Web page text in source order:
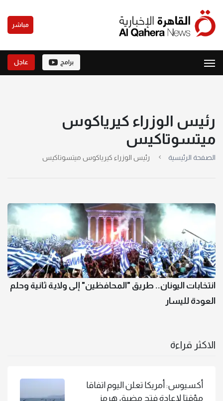
مباشر
برامج عاجل
رئيس الوزراء كيرياكوس
ميتسوتاكيس
الصفحة الرئيسية رئيس الوزراء كيرياكوس ميتسوتاكيس
انتخابات اليونان.. طريق "المحافظين" إلى ولاية ثانية وحلم
العودة لليسار
الاكثر قراءة
أكسيوس: أمريكا تعلن اليوم اتفاقا
مؤقتا لإعادة فتح مضيق هرمز